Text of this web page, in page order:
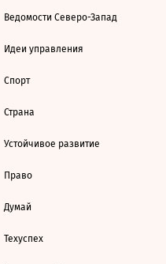
Ведомости Северо-Запад
Идеи управления
Спорт
Страна
Устойчивое развитие
Право
Думай
Техуспех